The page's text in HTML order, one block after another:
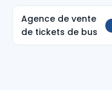
Agence de vente
de tickets de bus